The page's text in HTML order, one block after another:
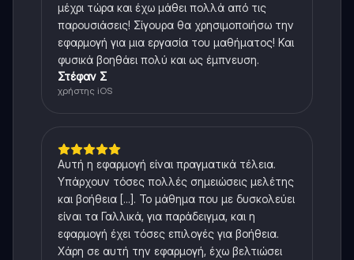
μέχρι τώρα και έχω μάθει πολλά από τις
παρουσιάσεις! Σίγουρα θα χρησιμοποιήσω την
εφαρμογή για μια εργασία του μαθήματος! Και
φυσικά βοηθάει πολύ και ως έμπνευση.
Στέφαν Σ
χρήστης iOS
Αυτή η εφαρμογή είναι πραγματικά τέλεια.
Υπάρχουν τόσες πολλές σημειώσεις μελέτης
και βοήθεια [...]. Το μάθημα που με δυσκολεύει
είναι τα Γαλλικά, για παράδειγμα, και η
εφαρμογή έχει τόσες επιλογές για βοήθεια.
Χάρη σε αυτή την εφαρμογή, έχω βελτιώσει